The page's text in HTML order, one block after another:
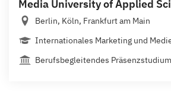
Media University of Applied
Berlin, Köln, Frankfurt am Main
Internationales Marketing und
Berufsbegleitendes Präsenzstudium